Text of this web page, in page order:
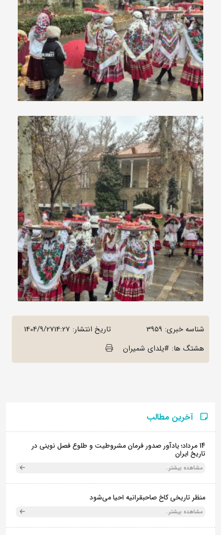
شناسه خبری: 3959 تاریخ انتشار: 1404/9/2714:27
هشتگ ها: #یلدای شمیران
آخرین مطالب
14 مرداد؛ یادآور صدور فرمان مشروطیت و طلوع فصل نوینی در
تاریخ ایران
مشاهده بیشتر..
منظر تاریخی کاخ صاحبقرانیه احیا می‌شود
مشاهده بیشتر..